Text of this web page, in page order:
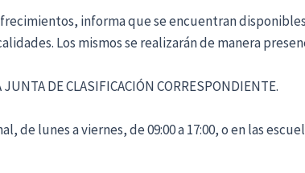
informa que se encuentran
Los mismos se realizarán de manera
DE CLASIFICACIÓN CORRESPONDIENTE.
lunes a viernes, de 09:00 a 17:00, o en las